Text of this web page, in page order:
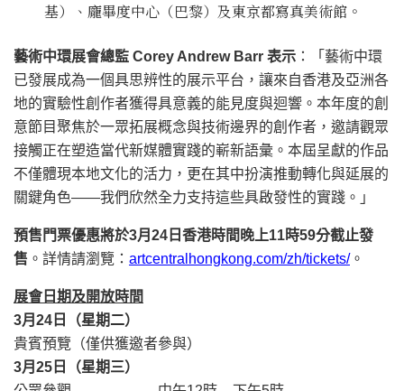
基）、龐畢度中心（巴黎）及東京都寫真美術館。
藝術中環展會總監 Corey Andrew Barr 表示 ：「藝術中環
已發展成為一個具思辨性的展示平台，讓來自香港及亞洲各
地的實驗性創作者獲得具意義的能見度與迴響。本年度的創
意節目聚焦於一眾拓展概念與技術邊界的創作者，邀請觀眾
接觸正在塑造當代新媒體實踐的嶄新語彙。本屆呈獻的作品
不僅體現本地文化的活力，更在其中扮演推動轉化與延展的
關鍵角色——我們欣然全力支持這些具啟發性的實踐。」
預售門票優惠將於3月24日香港時間晚上11時59分截止發
售 。詳情請瀏覽： artcentralhongkong.com/zh/tickets/。
展會日期及開放時間
3月24日（星期二）
貴賓預覽（僅供獲邀者參與）
3月25日（星期三）